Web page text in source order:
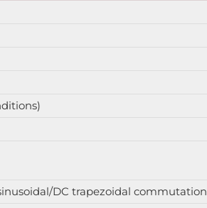
DC trapezoidal commutation